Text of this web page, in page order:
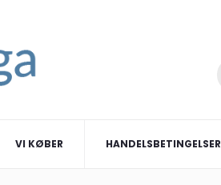
VI KØBER HANDELSBETINGELSER